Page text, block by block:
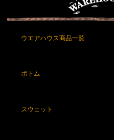
ウエアハウス商品一覧
ボトム
スウェット